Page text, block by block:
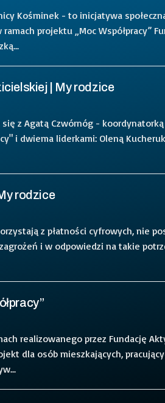
Kośminek - to inicjatywa
ramach projektu „Moc Współpracy”
| My rodzice
z Agatą Czwórnóg -
i dwiema liderkami: Oleną
rodzice
z płatności cyfrowych, nie
i w odpowiedzi na takie
realizowanego przez Fundację
dla osób mieszkających,